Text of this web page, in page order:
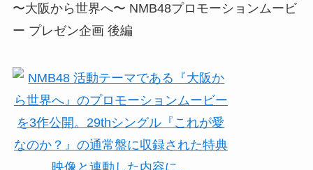
〜大阪から世界へ〜 NMB48プロモーションムービ
ー プレゼン企画 後編